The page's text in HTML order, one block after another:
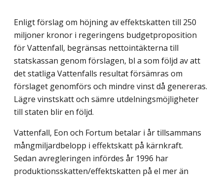
Enligt förslag om höjning av effektskatten till 250
miljoner kronor i regeringens budgetproposition
för Vattenfall, begränsas nettointäkterna till
statskassan genom förslagen, bl a som följd av att
det statliga Vattenfalls resultat försämras om
förslaget genomförs och mindre vinst då genereras.
Lägre vinstskatt och sämre utdelningsmöjligheter
till staten blir en följd.
Vattenfall, Eon och Fortum betalar i år tillsammans
mångmiljardbelopp i effektskatt på kärnkraft.
Sedan avregleringen infördes år 1996 har
produktionsskatten/effektskatten på el mer än